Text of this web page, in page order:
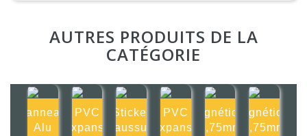
AUTRES PRODUITS DE LA
CATÉGORIE
Panneau
Alu
PVC
Expansé
Sticker
Chaussures
PVC
Expansé
Magnétique
0,75mm
Magnétique
0,75mm